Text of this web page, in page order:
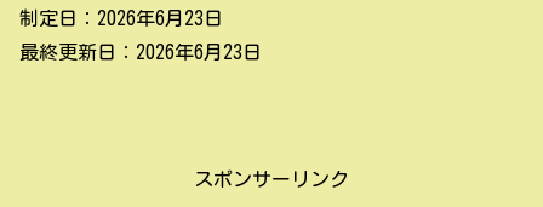
制定日：2026年6月23日
最終更新日：2026年6月23日
スポンサーリンク